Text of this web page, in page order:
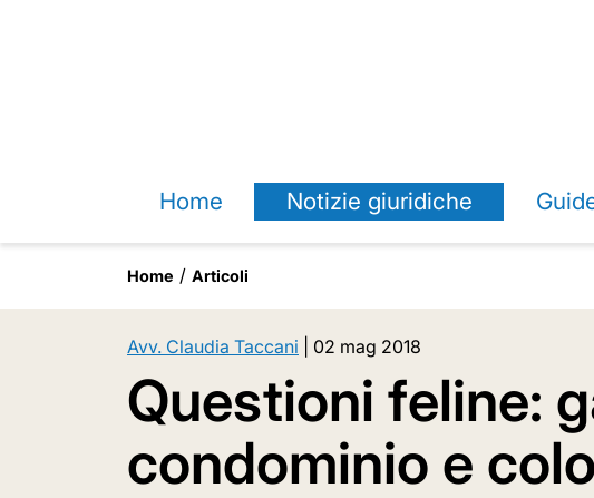
Home Notizie giuridiche
Home Articoli
Avv. Claudia Taccani 02 mag 2018
Questioni feline:
condominio e